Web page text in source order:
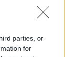
parties, or
for